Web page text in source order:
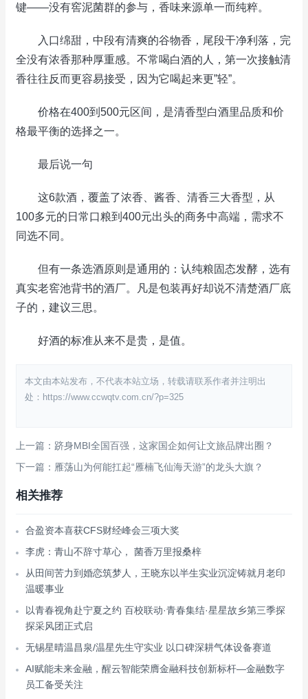
键——没有窖泥菌群的参与，香味来源单一而纯粹。
入口绵甜，中段有清爽的谷物香，尾段干净利落，完
全没有浓香那种厚重感。不常喝白酒的人，第一次接触清
香往往反而更容易接受，因为它喝起来更”轻”。
价格在400到500元区间，是清香型白酒里品质和价
格最平衡的选择之一。
最后说一句
这6款酒，覆盖了浓香、酱香、清香三大香型，从
100多元的日常口粮到400元出头的商务中高端，需求不
同选不同。
但有一条选酒原则是通用的：认纯粮固态发酵，选有
真实老窖池背书的酒厂。凡是包装再好却说不清楚酒厂底
子的，建议三思。
好酒的标准从来不是贵，是值。
本文由本站发布，不代表本站立场，转载请联系作者并注明出
处：https://www.ccwqtv.com.cn/?p=325
上一篇：跻身MBI全国百强，这家国企如何让文旅品牌出圈？
下一篇：雁荡山为何能扛起“雁楠飞仙海天游”的龙头大旗？
相关推荐
合盈资本喜获CFS财经峰会三项大奖
李虎：青山不辞寸草心， 菌香万里报桑梓
从田间苦力到婚恋筑梦人，王晓东以半生实业沉淀铸就月老印
温暖事业
以青春视角赴宁夏之约 百校联动·青春集结·星星故乡第三季探
探采风团正式启
无锡星晴温昌泉/温星先生守实业 以口碑深耕气体设备赛道
AI赋能未来金融，醒云智能荣膺金融科技创新标杆—金融数字
员工备受关注